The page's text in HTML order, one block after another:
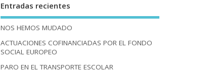
Entradas recientes
NOS HEMOS MUDADO
ACTUACIONES COFINANCIADAS POR EL FONDO
SOCIAL EUROPEO
PARO EN EL TRANSPORTE ESCOLAR